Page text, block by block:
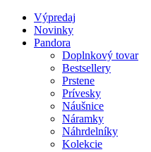
Výpredaj
Novinky
Pandora
Doplnkový tovar
Bestsellery
Prstene
Prívesky
Náušnice
Náramky
Náhrdelníky
Kolekcie